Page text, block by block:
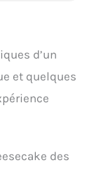
d’un
et quelques
des